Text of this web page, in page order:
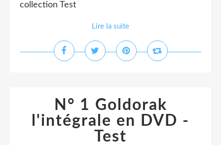
collection Test
Lire la suite
N° 1 Goldorak
l'intégrale en DVD -
Test